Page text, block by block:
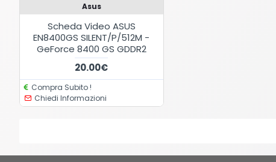
Asus
Scheda Video ASUS
EN8400GS SILENT/P/512M -
GeForce 8400 GS GDDR2
20.00€
Compra Subito !
Chiedi Informazioni